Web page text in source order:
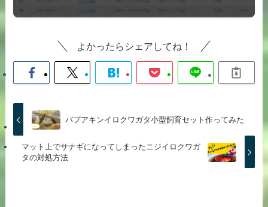
よかったらシェアしてね！
パプアキンイロクワガタ小型飼育セット作ってみた
マット上でサナギになってしまったニジイロクワガ
タの対処方法